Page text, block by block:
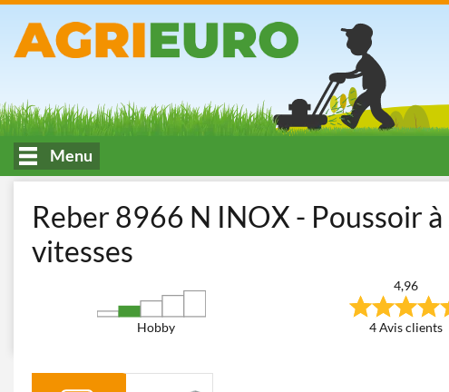
Menu
Reber 8966 N INOX - Poussoir à
vitesses
Hobby
4,96
4 Avis clients